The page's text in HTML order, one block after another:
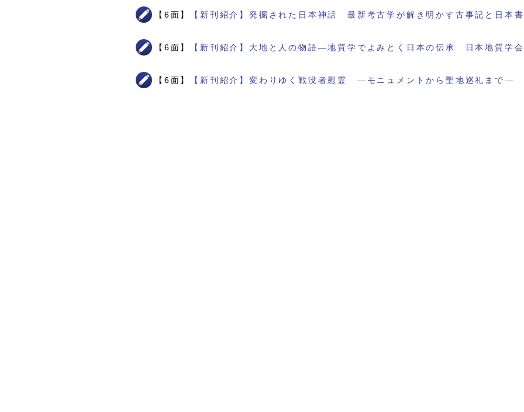
【6面】 【新刊紹介】発掘された日本神話 最新考古学が解き明かす古事記と日本
【6面】 【新刊紹介】大地と人の物語―地質学でよみとく日本の伝承 日本地質学会
【6面】 【新刊紹介】変わりゆく戦没者慰霊 ―モニュメントから聖地巡礼まで―